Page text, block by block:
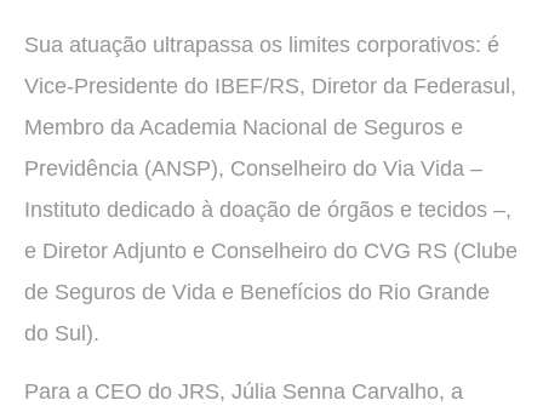
Sua atuação ultrapassa os limites corporativos: é
Vice-Presidente do IBEF/RS, Diretor da Federasul,
Membro da Academia Nacional de Seguros e
Previdência (ANSP), Conselheiro do Via Vida –
Instituto dedicado à doação de órgãos e tecidos –,
e Diretor Adjunto e Conselheiro do CVG RS (Clube
de Seguros de Vida e Benefícios do Rio Grande
do Sul).
Para a CEO do JRS, Júlia Senna Carvalho, a